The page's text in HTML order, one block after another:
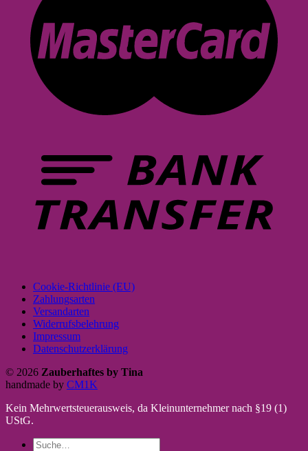
Cookie-Richtlinie (EU)
Zahlungsarten
Versandarten
Widerrufsbelehrung
Impressum
Datenschutzerklärung
© 2026 Zauberhaftes by Tina
handmade by CM1K
Kein Mehrwertsteuerausweis, da Kleinunternehmer nach §19 (1)
UStG.
Suche